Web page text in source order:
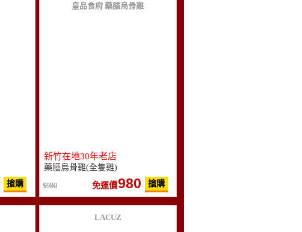
搶購
皇品食府 藥膳烏骨雞
新竹在地30年老店
藥膳烏骨雞(全隻雞)
980 免運價980 搶購
LACUZ